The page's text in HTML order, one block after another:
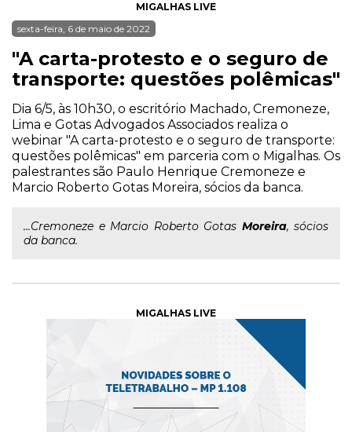
MIGALHAS LIVE
sexta-feira, 6 de maio de 2022
"A carta-protesto e o seguro de
transporte: questões polêmicas"
Dia 6/5, às 10h30, o escritório Machado, Cremoneze,
Lima e Gotas Advogados Associados realiza o
webinar "A carta-protesto e o seguro de transporte:
questões polêmicas" em parceria com o Migalhas. Os
palestrantes são Paulo Henrique Cremoneze e
Marcio Roberto Gotas Moreira, sócios da banca.
...Cremoneze e Marcio Roberto Gotas Moreira, sócios
da banca.
MIGALHAS LIVE